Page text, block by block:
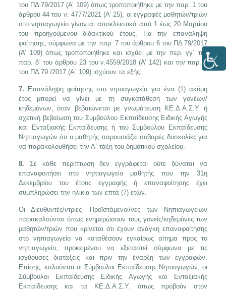
του ΠΔ 79/2017 (Α’ 109) όπως τροποποιήθηκε με την παρ. 1 του
άρθρου 44 του ν. 4777/2021 (Α’ 25), οι εγγραφές μαθητών/τριών
στο νηπιαγωγείο γίνονται αποκλειστικά από 1 έως 20 Μαρτίου
του προηγούμενου διδακτικού έτους. Για την επανάληψη
φοίτησης, σύμφωνα με την παρ. 7 του άρθρου 6 του ΠΔ 79/2017
(Α’ 109) όπως τροποποιήθηκε και ισχύει με την περ. γγ΄ της
παρ. δ΄ του άρθρου 23 του ν.4559/2018 (Α’ 142) και την παρ. 8
του ΠΔ 79 /2017 (Α΄ 109) ισχύουν τα εξής:
7. Επανάληψη φοίτησης στο νηπιαγωγείο για ένα (1) ακόμη
έτος μπορεί να γίνει με τη συγκατάθεση των γονέων/
κηδεμόνων, όταν βεβαιώνεται με γνωμάτευση ΚΕ.Δ.Α.Σ.Υ. ή
σχετική βεβαίωση του Συμβούλου Εκπαίδευσης Ειδικής Αγωγής
και Ενταξιακής Εκπαίδευσης ή του Συμβούλου Εκπαίδευσης
Νηπιαγωγών ότι ο μαθητής παρουσιάζει σοβαρές δυσκολίες για
να παρακολουθήσει την Α΄ τάξη του δημοτικού σχολείου.
8. Σε κάθε περίπτωση δεν εγγράφεται ούτε δύναται να
επαναφοιτήσει στο νηπιαγωγείο μαθητής που την 31η
Δεκεμβρίου του έτους εγγραφής ή επαναφοίτησης έχει
συμπληρώσει την ηλικία των επτά (7) ετών.
Οι Διευθυντές/ντριες- Προϊστάμενοι/νες των Νηπιαγωγείων
παρακαλούνται όπως ενημερώσουν τους γονείς/κηδεμόνες των
μαθητών/τριών που κρίνεται ότι έχουν ανάγκη επαναφοίτησης
στο νηπιαγωγείο να καταθέσουν εγκαίρως αίτημα προς το
νηπιαγωγείο, προκειμένου να εξεταστεί σύμφωνα με τις
ισχύουσες διατάξεις και πριν την έναρξη των εγγραφών.
Επίσης, καλούνται οι Σύμβουλοι Εκπαίδευσης Νηπιαγωγών, οι
Σύμβουλοι Εκπαίδευσης Ειδικής Αγωγής και Ενταξιακής
Εκπαίδευσης και τα ΚΕ.Δ.Α.Σ.Υ. όπως προβούν στον